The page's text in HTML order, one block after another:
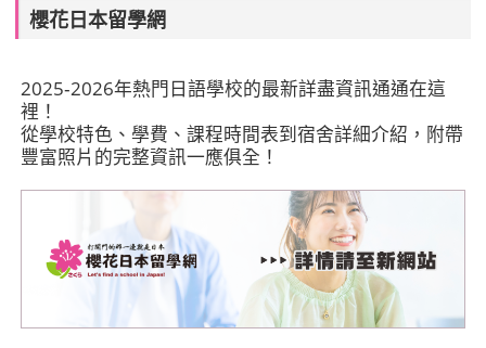
櫻花日本留學網
2025‐2026年熱門日語學校的最新詳盡資訊通通在這
裡！
從學校特色、學費、課程時間表到宿舍詳細介紹，附帶
豐富照片的完整資訊一應俱全！